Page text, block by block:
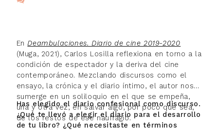
EnDeambulaciones. Diario de cine 2019-2020
(Muga, 2021), Carlos Losilla reflexiona en torno a la
condición de espectador y la deriva del cine
contemporáneo. Mezclando discursos como el
ensayo, la crónica y el diario íntimo, el autor nos
sumerge en un soliloquio en el que se empeña,
una y otra vez, en salvar algo, por poco que sea,
de los restos de ese naufragio.
Has elegido el diario confesional como discurso.
¿Qué te llevó a elegir el diario para el desarrollo
de tu libro? ¿Qué necesitaste en términos